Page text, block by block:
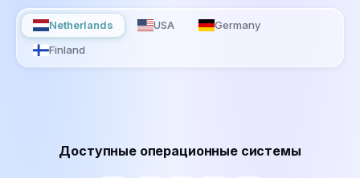
Netherlands USA
Germany
Finland
Доступные операционные системы